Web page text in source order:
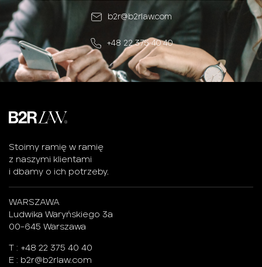
b2r@b2rlaw.com
+48 22 375 40 40
Stoimy ramię w ramię
z naszymi klientami
i dbamy o ich potrzeby.
WARSZAWA
Ludwika Waryńskiego 3a
00-645 Warszawa
T : +48 22 375 40 40
E : b2r@b2rlaw.com